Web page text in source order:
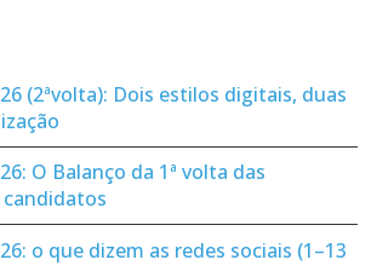
(2ªvolta): Dois estilos digitais, duas
O Balanço da 1ª volta das
o que dizem as redes sociais (1–13